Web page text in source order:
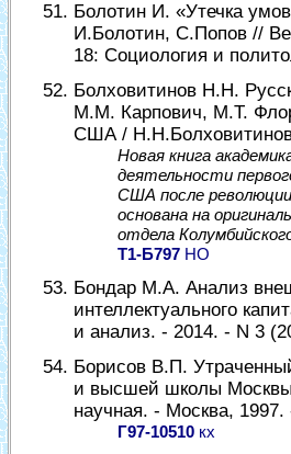
Болотин И. «Утечка
И.Болотин, С.Попов //
18: Социология и
Болховитинов Н.Н.
М.М. Карпович, М.Т.
США /
Новая книга
деятельности
США после революции
основана на
отдела
Т1-Б797 НО
Бондар М.А. Анализ
интеллектуального
и анализ. - 2014. - N 3
Борисов В.П.
и высшей школы
научная. - Москва,
Г97-10510 кх